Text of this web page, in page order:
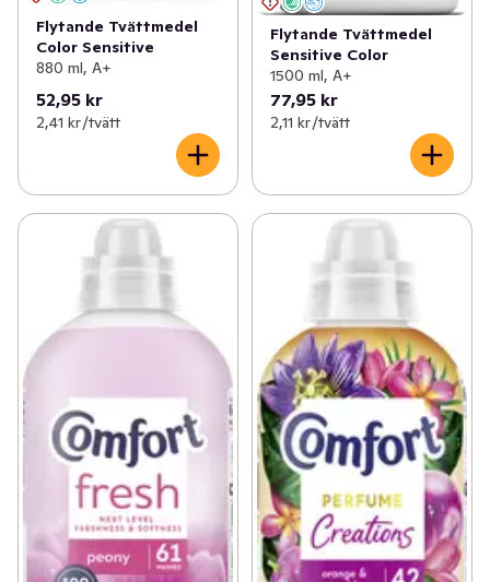
Flytande Tvättmedel
Color Sensitive
880 ml, A+
52,95 kr
2,41 kr /tvätt
Flytande Tvättmedel
Sensitive Color
1500 ml, A+
77,95 kr
2,11 kr /tvätt